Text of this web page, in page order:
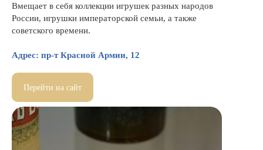
Вмещает в себя коллекции игрушек разных народов
России, игрушки императорской семьи, а также
советского времени.
Адрес: пр-т Красной Армии, 12
Перейти на сайт